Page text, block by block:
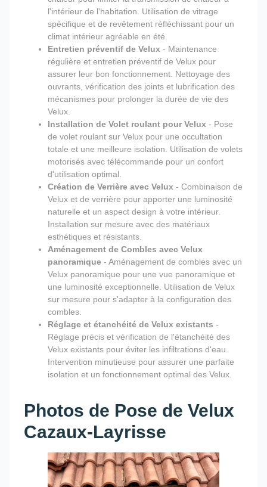
l'intérieur de l'habitation. Utilisation de vitrage
spécifique et de revêtement réfléchissant pour un
climat intérieur agréable en été.
Entretien préventif de Velux - Maintenance
régulière et entretien préventif de Velux pour
assurer leur bon fonctionnement. Nettoyage des
ouvrants, vérification des joints et lubrification des
mécanismes pour prolonger la durée de vie des
Velux.
Installation de Volet roulant pour Velux - Pose
de volet roulant sur Velux pour une occultation
totale et une meilleure isolation. Utilisation de volets
motorisés avec télécommande pour un confort
d'utilisation optimal.
Création de Verrière avec Velux - Combinaison de
Velux et de verrière pour apporter une luminosité
naturelle et un aspect design à votre intérieur.
Installation sur mesure avec des matériaux
esthétiques et résistants.
Aménagement de Combles avec Velux
panoramique - Aménagement de combles avec un
Velux panoramique pour une vue panoramique et
une luminosité exceptionnelle. Utilisation de Velux
sur mesure pour s'adapter à la configuration des
combles.
Réglage et étanchéité de Velux existants -
Réglage précis et vérification de l'étanchéité des
Velux existants pour éviter les infiltrations d'eau.
Intervention minutieuse pour assurer une parfaite
isolation et un fonctionnement optimal des Velux.
Photos de Pose de Velux
Cazaux-Layrisse